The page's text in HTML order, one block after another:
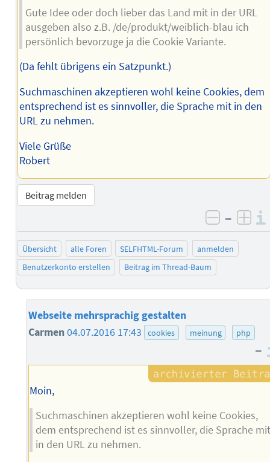
Gute Idee oder doch lieber das Land mit in der URL
ausgeben also z.B. /de/produkt/weiblich-blau ich
persönlich bevorzuge ja die Cookie Variante.
(Da fehlt übrigens ein Satzpunkt.)
Suchmaschinen akzeptieren wohl keine Cookies, dem
entsprechend ist es sinnvoller, die Sprache mit in den
URL zu nehmen.
Viele Grüße
Robert
Beitrag melden
negativ
–
Übersicht alle Foren SELFHTML-Forum
anmelden
Benutzerkonto erstellen
Beitrag im Thread-Baum
Webseite mehrsprachig gestalten
Carmen04.07.2016 17:43 cookies meinung php
–
Moin,
Suchmaschinen akzeptieren wohl keine Cookies,
dem entsprechend ist es sinnvoller, die Sprache
in den URL zu nehmen.